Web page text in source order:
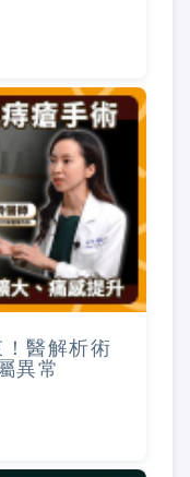
醫解析術
異常